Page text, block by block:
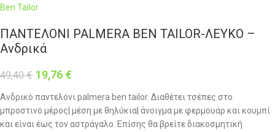
Ben Tailor
ΠΑΝΤΕΛΟΝΙ PALMERA BEN TAILOR-ΛΕΥΚΟ –
Ανδρικά
49,40€ 19,76 €
Ανδρικό παντελόνι palmera ben tailor. Διαθέτει τσέπες στο
μπροστινό μέρος| μέση με θηλύκια| άνοιγμα με φερμουάρ και κουμπί
και είναι έως τον αστράγαλο. Επίσης θα βρείτε διακοσμητική